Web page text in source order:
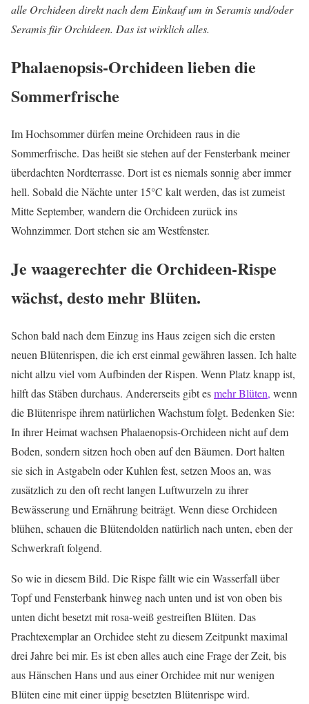
alle Orchideen direkt nach dem Einkauf um in Seramis und/oder
Seramis für Orchideen. Das ist wirklich alles.
Phalaenopsis-Orchideen lieben die
Sommerfrische
Im Hochsommer dürfen meine Orchideen raus in die
Sommerfrische. Das heißt sie stehen auf der Fensterbank meiner
überdachten Nordterrasse. Dort ist es niemals sonnig aber immer
hell. Sobald die Nächte unter 15°C kalt werden, das ist zumeist
Mitte September, wandern die Orchideen zurück ins
Wohnzimmer. Dort stehen sie am Westfenster.
Je waagerechter die Orchideen-Rispe
wächst, desto mehr Blüten.
Schon bald nach dem Einzug ins Haus zeigen sich die ersten
neuen Blütenrispen, die ich erst einmal gewähren lassen. Ich halte
nicht allzu viel vom Aufbinden der Rispen. Wenn Platz knapp ist,
hilft das Stäben durchaus. Andererseits gibt esmehr Blüten, wenn
die Blütenrispe ihrem natürlichen Wachstum folgt. Bedenken Sie:
In ihrer Heimat wachsen Phalaenopsis-Orchideen nicht auf dem
Boden, sondern sitzen hoch oben auf den Bäumen. Dort halten
sie sich in Astgabeln oder Kuhlen fest, setzen Moos an, was
zusätzlich zu den oft recht langen Luftwurzeln zu ihrer
Bewässerung und Ernährung beiträgt. Wenn diese Orchideen
blühen, schauen die Blütendolden natürlich nach unten, eben der
Schwerkraft folgend.
So wie in diesem Bild. Die Rispe fällt wie ein Wasserfall über
Topf und Fensterbank hinweg nach unten und ist von oben bis
unten dicht besetzt mit rosa-weiß gestreiften Blüten. Das
Prachtexemplar an Orchidee steht zu diesem Zeitpunkt maximal
drei Jahre bei mir. Es ist eben alles auch eine Frage der Zeit, bis
aus Hänschen Hans und aus einer Orchidee mit nur wenigen
Blüten eine mit einer üppig besetzten Blütenrispe wird.